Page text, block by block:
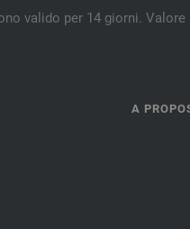
valido per 14 giorni.
A